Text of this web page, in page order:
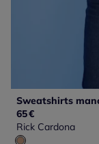
65€
Rick Cardona